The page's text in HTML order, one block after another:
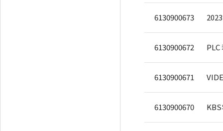
6130900673
6130900672 PLC
6130900671
6130900670 KBS